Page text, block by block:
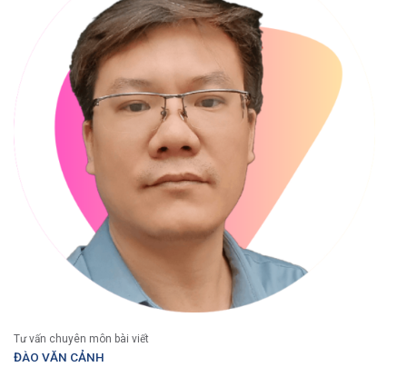
Tư vấn chuyên môn bài viết
ĐÀO VĂN CẢNH